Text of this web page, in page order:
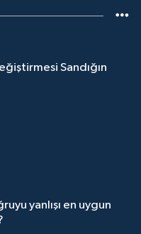
Sandığın
yanlışı en uygun